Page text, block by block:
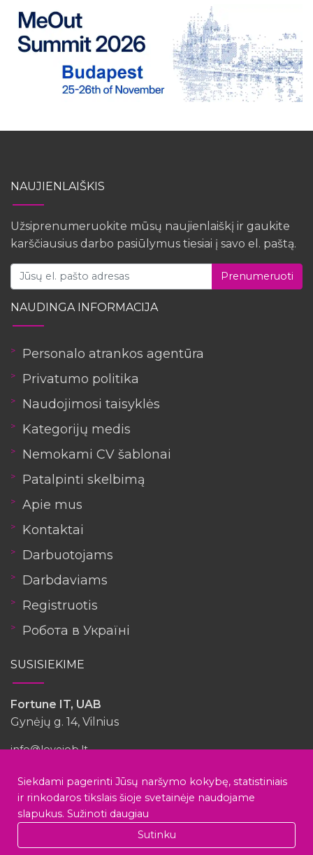
Turėjote patirties su šia įmone?
Aardvark Technologies
Rašyti atsiliepimą
NAUJIENLAIŠKIS
Užsiprenumeruokite mūsų naujienlaiškį ir gaukite
karščiausius darbo pasiūlymus tiesiai į savo el. paštą.
Prenumeruoti
NAUDINGA INFORMACIJA
Personalo atrankos agentūra
Privatumo politika
Naudojimosi taisyklės
Kategorijų medis
Nemokami CV šablonai
Patalpinti skelbimą
Apie mus
Kontaktai
Darbuotojams
Darbdaviams
Registruotis
Робота в Україні
SUSISIEKIME
Fortune IT, UAB
Gynėjų g. 14, Vilnius
info@lovejob.lt
Siekdami pagerinti Jūsų naršymo kokybę, statistiniais
ir rinkodaros tikslais šioje svetainėje naudojame
slapukus. Sužinoti daugiau
Sutinku